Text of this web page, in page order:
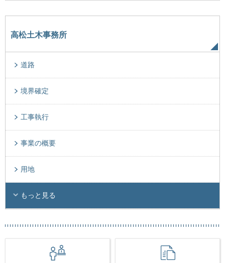
高松土木事務所
道路
境界確定
工事執行
事業の概要
用地
もっと見る